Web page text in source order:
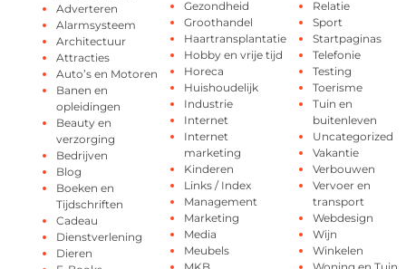
Adverteren
Alarmsysteem
Architectuur
Attracties
Auto’s en Motoren
Banen en
opleidingen
Beauty en
verzorging
Bedrijven
Blog
Boeken en
Tijdschriften
Cadeau
Dienstverlening
Dieren
Gezondheid
Groothandel
Haartransplantatie
Hobby en vrije tijd
Horeca
Huishoudelijk
Industrie
Internet
Internet
marketing
Kinderen
Links / Index
Management
Marketing
Media
Meubels
Relatie
Sport
Startpaginas
Telefonie
Testing
Toerisme
Tuin en
buitenleven
Uncategorized
Vakantie
Verbouwen
Vervoer en
transport
Webdesign
Wijn
Winkelen